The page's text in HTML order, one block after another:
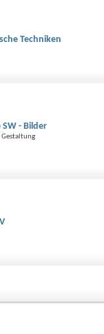
Techniken
- Bilder
Gestaltung